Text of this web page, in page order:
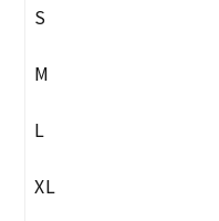
S
M
L
XL